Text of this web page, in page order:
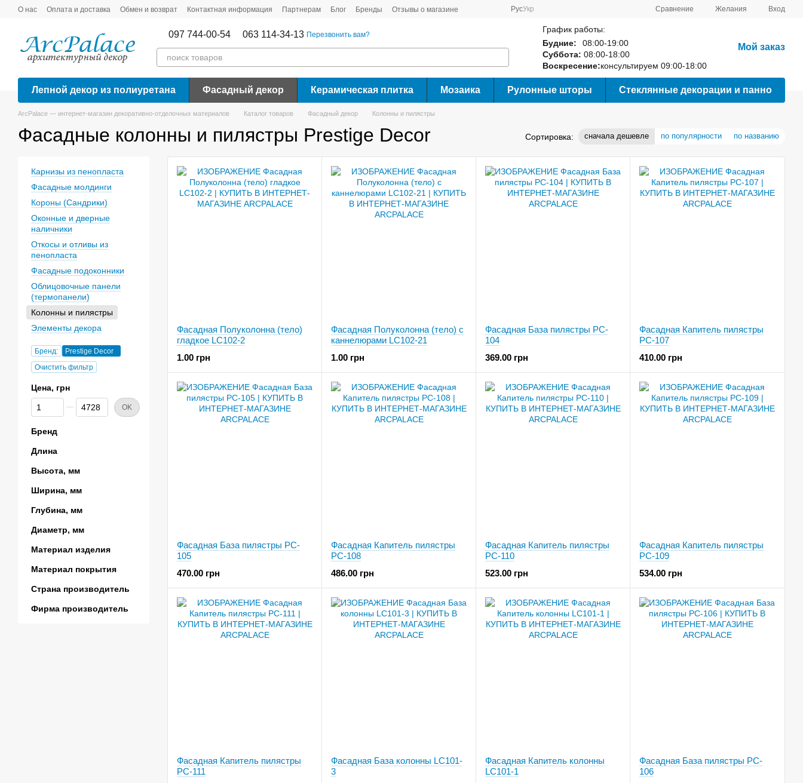
Перейти к основному контенту
О нас Оплата и доставка Обмен и возврат Контактная информация Партнерам Блог Бренды Отзывы о магазине РусУкр Сравнение Желания Вход
097 744-00-54 063 114-34-13 Перезвонить вам?
График работы:
Будние:
08:00-19:00
Суббота: 08:00-18:00
Воскресение:консультируем 09:00-18:00
Мой заказ
Лепной декор из полиуретана Фасадный декор Керамическая плитка Мозаика Рулонные шторы Стеклянные декорации и панно
ArcPalace — интернет-магазин декоративно-отделочных материалов Каталог товаров Фасадный декор Колонны и пилястры
Фасадные колонны и пилястры Prestige Decor Сортировка: сначала дешевле по популярности по названию
Фасадная Полуколонна (тело)
гладкое LC102-2
1.00 грн
Фасадная Полуколонна (тело) с
каннелюрами LC102-21
1.00 грн
Фасадная База пилястры PC-
104
369.00 грн
Фасадная Капитель пилястры
PC-107
410.00 грн
Фасадная База пилястры PC-
105
470.00 грн
Фасадная Капитель пилястры
PC-108
486.00 грн
Фасадная Капитель пилястры
PC-110
523.00 грн
Фасадная Капитель пилястры
PC-109
534.00 грн
Фасадная Капитель пилястры
PC-111
Фасадная База колонны LC101-
3
Фасадная Капитель колонны
LC101-1
Фасадная База пилястры PC-
106
Карнизы из пенопласта
Фасадные молдинги
Короны (Сандрики)
Оконные и дверные
наличники
Откосы и отливы из
пенопласта
Фасадные подоконники
Облицовочные панели
(термопанели)
Колонны и пилястры
Элементы декора
Бренд:
Prestige Decor
Очистить фильтр
Цена, грн
От Цена, грн
До Цена, грн OK
Бренд
Длина
Высота, мм
Ширина, мм
Глубина, мм
Диаметр, мм
Материал изделия
Материал покрытия
Страна производитель
Фирма производитель